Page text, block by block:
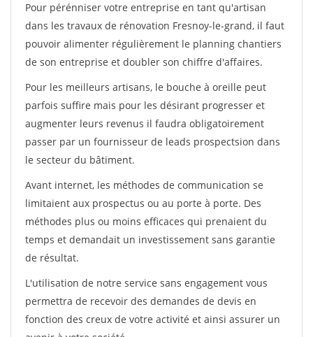
Pour pérénniser votre entreprise en tant qu'artisan
dans les travaux de rénovation Fresnoy-le-grand, il faut
pouvoir alimenter régulièrement le planning chantiers
de son entreprise et doubler son chiffre d'affaires.
Pour les meilleurs artisans, le bouche à oreille peut
parfois suffire mais pour les désirant progresser et
augmenter leurs revenus il faudra obligatoirement
passer par un fournisseur de leads prospectsion dans
le secteur du bâtiment.
Avant internet, les méthodes de communication se
limitaient aux prospectus ou au porte à porte. Des
méthodes plus ou moins efficaces qui prenaient du
temps et demandait un investissement sans garantie
de résultat.
L'utilisation de notre service sans engagement vous
permettra de recevoir des demandes de devis en
fonction des creux de votre activité et ainsi assurer un